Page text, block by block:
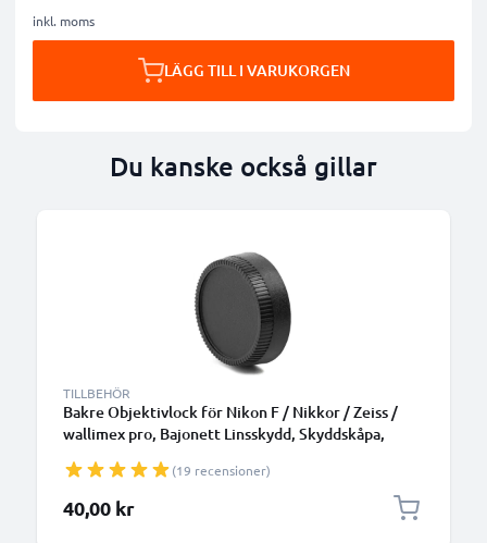
inkl. moms
LÄGG TILL I VARUKORGEN
Du kanske också gillar
TILLBEHÖR
Bakre Objektivlock för Nikon F / Nikkor / Zeiss /
wallimex pro, Bajonett Linsskydd, Skyddskåpa,
(19 recensioner)
40,00 kr